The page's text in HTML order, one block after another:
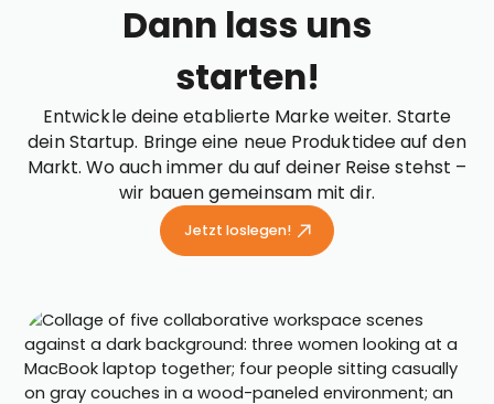
Dann lass uns
starten!
Entwickle deine etablierte Marke weiter. Starte
dein Startup. Bringe eine neue Produktidee auf den
Markt. Wo auch immer du auf deiner Reise stehst –
wir bauen gemeinsam mit dir.
Jetzt loslegen!